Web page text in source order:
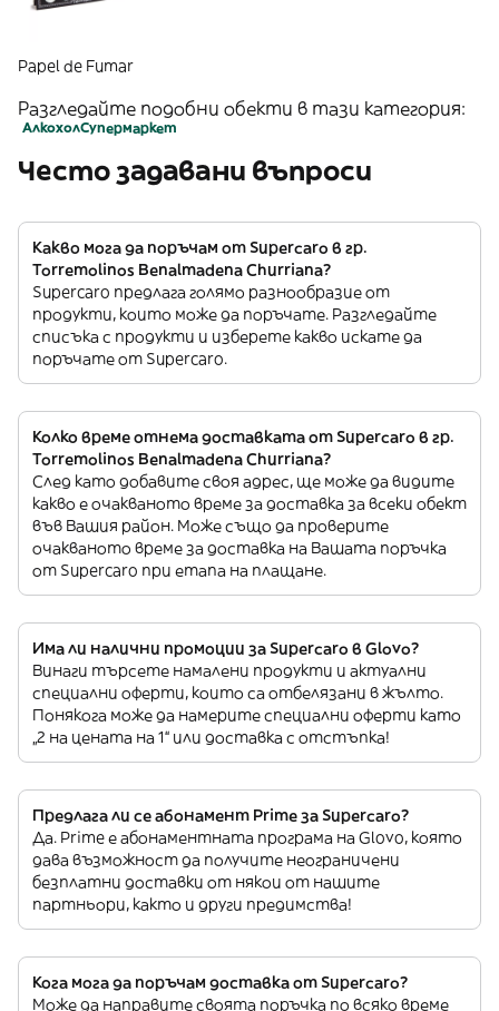
Papel de Fumar
Разгледайте подобни обекти в тази категория:
АлкохолСупермаркет
Често задавани въпроси
Какво мога да поръчам от Supercaro в гр.
Torremolinos Benalmadena Churriana?
Supercaro предлага голямо разнообразие от
продукти, които може да поръчате. Разгледайте
списъка с продукти и изберете какво искате да
поръчате от Supercaro.
Колко време отнема доставката от Supercaro в гр.
Torremolinos Benalmadena Churriana?
След като добавите своя адрес, ще може да видите
какво е очакваното време за доставка за всеки обект
във Вашия район. Може също да проверите
очакваното време за доставка на Вашата поръчка
от Supercaro при етапа на плащане.
Има ли налични промоции за Supercaro в Glovo?
Винаги търсете намалени продукти и актуални
специални оферти, които са отбелязани в жълто.
Понякога може да намерите специални оферти като
„2 на цената на 1“ или доставка с отстъпка!
Предлага ли се абонамент Prime за Supercaro?
Да. Prime е абонаментната програма на Glovo, която
дава възможност да получите неограничени
безплатни доставки от някои от нашите
партньори, както и други предимства!
Кога мога да поръчам доставка от Supercaro?
Може да направите своята поръчка по всяко време